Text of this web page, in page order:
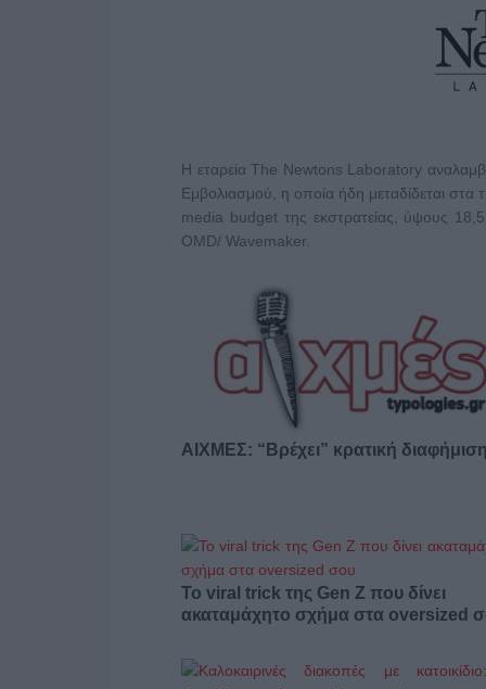
Η εταρεία The Νewtons Laboratory
Εμβολιασμού, η οποία ήδη μεταδίδεται στα
media budget της εκστρατείας, ύψους
OMD/ Wavemaker.
ΑΙΧΜΕΣ: “Βρέχει” κρατική
Το viral trick της Gen Z που δίνει
ακαταμάχητο σχήμα στα oversized